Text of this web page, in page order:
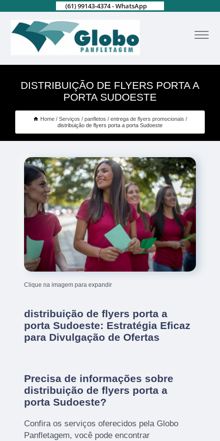
(61) 99143-4374 - WhatsApp
DISTRIBUIÇÃO DE FLYERS PORTA A
PORTA SUDOESTE
Home Serviços panfletos
entrega de flyers promocionais
distribuição de flyers porta a porta Sudoeste
Clique na imagem para expandir
distribuição de flyers porta a
porta Sudoeste: Estratégia Eficaz
para Divulgação de Ofertas
Precisa de informações sobre
distribuição de flyers porta a
porta Sudoeste?
Confira os serviços oferecidos pela Globo
Panfletagem, você pode encontrar